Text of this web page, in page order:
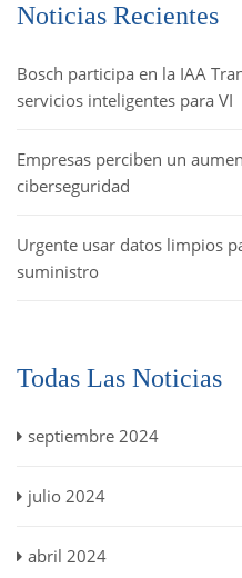
Noticias Recientes
Bosch participa en la IAA
servicios inteligentes para VI
Empresas perciben un
ciberseguridad
Urgente usar datos limpios
suministro
Todas Las Noticias
septiembre 2024
julio 2024
abril 2024